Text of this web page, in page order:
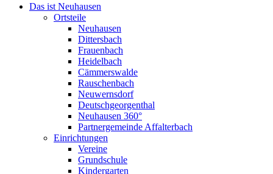
Das ist Neuhausen
Ortsteile
Neuhausen
Dittersbach
Frauenbach
Heidelbach
Cämmerswalde
Rauschenbach
Neuwernsdorf
Deutschgeorgenthal
Neuhausen 360°
Partnergemeinde Affalterbach
Einrichtungen
Vereine
Grundschule
Kindergarten